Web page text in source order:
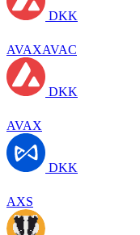
DKK
AVAXAVAC
DKK
AVAX
DKK
AXS